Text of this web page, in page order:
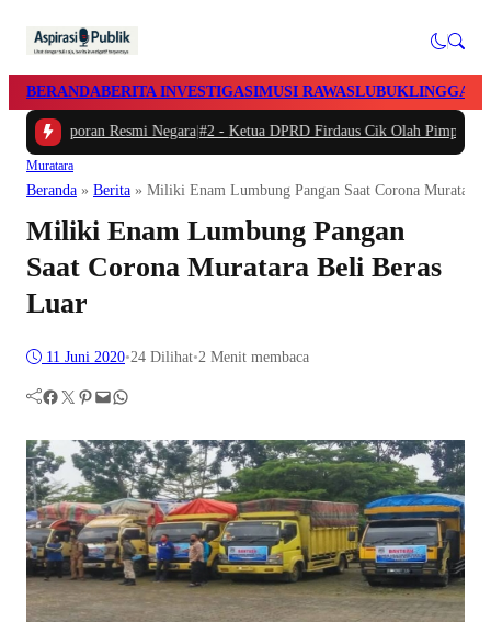
BERANDABERITA INVESTIGASIMUSI RAWASLUBUKLINGGAU
Resmi Negara |#2 -Ketua DPRD Firdaus Cik Olah Pimpin
Muratara
Beranda » Berita » Miliki Enam Lumbung Pangan Saat Corona Muratara
Miliki Enam Lumbung Pangan
Saat Corona Muratara Beli Beras
Luar
11 Juni 2020•24 Dilihat•2 Menit membaca
Facebook Twitter Pinterest Mail WhatsApp